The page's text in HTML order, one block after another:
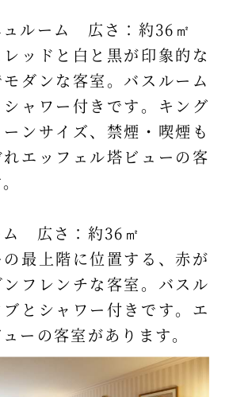
ルーム 広さ：約36㎡
ッドと白と黒が印象的な
ダンな客室。バスルーム
ャワー付きです。キング
ンサイズ、禁煙・喫煙も
エッフェル塔ビューの客
広さ：約36㎡
最上階に位置する、赤が
フレンチな客室。バスル
とシャワー付きです。エ
ーの客室があります。